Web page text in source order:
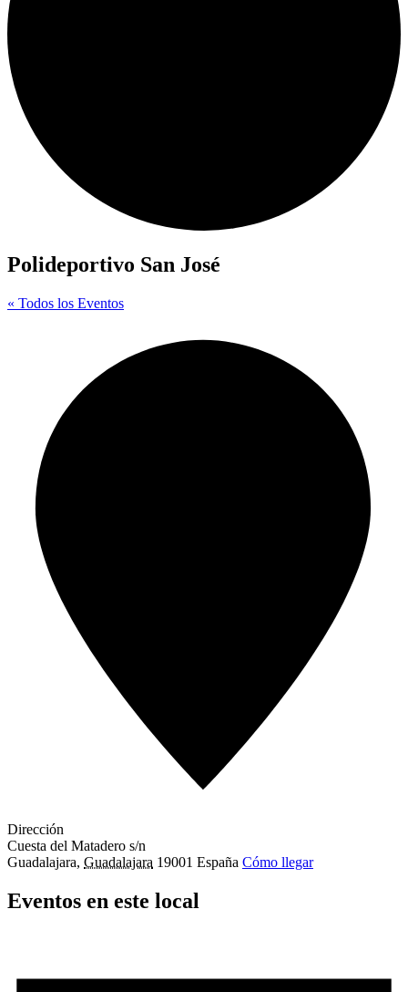
Polideportivo San José
« Todos los Eventos
Dirección
Cuesta del Matadero s/n
Guadalajara, Guadalajara 19001 España Cómo llegar
Eventos en este local